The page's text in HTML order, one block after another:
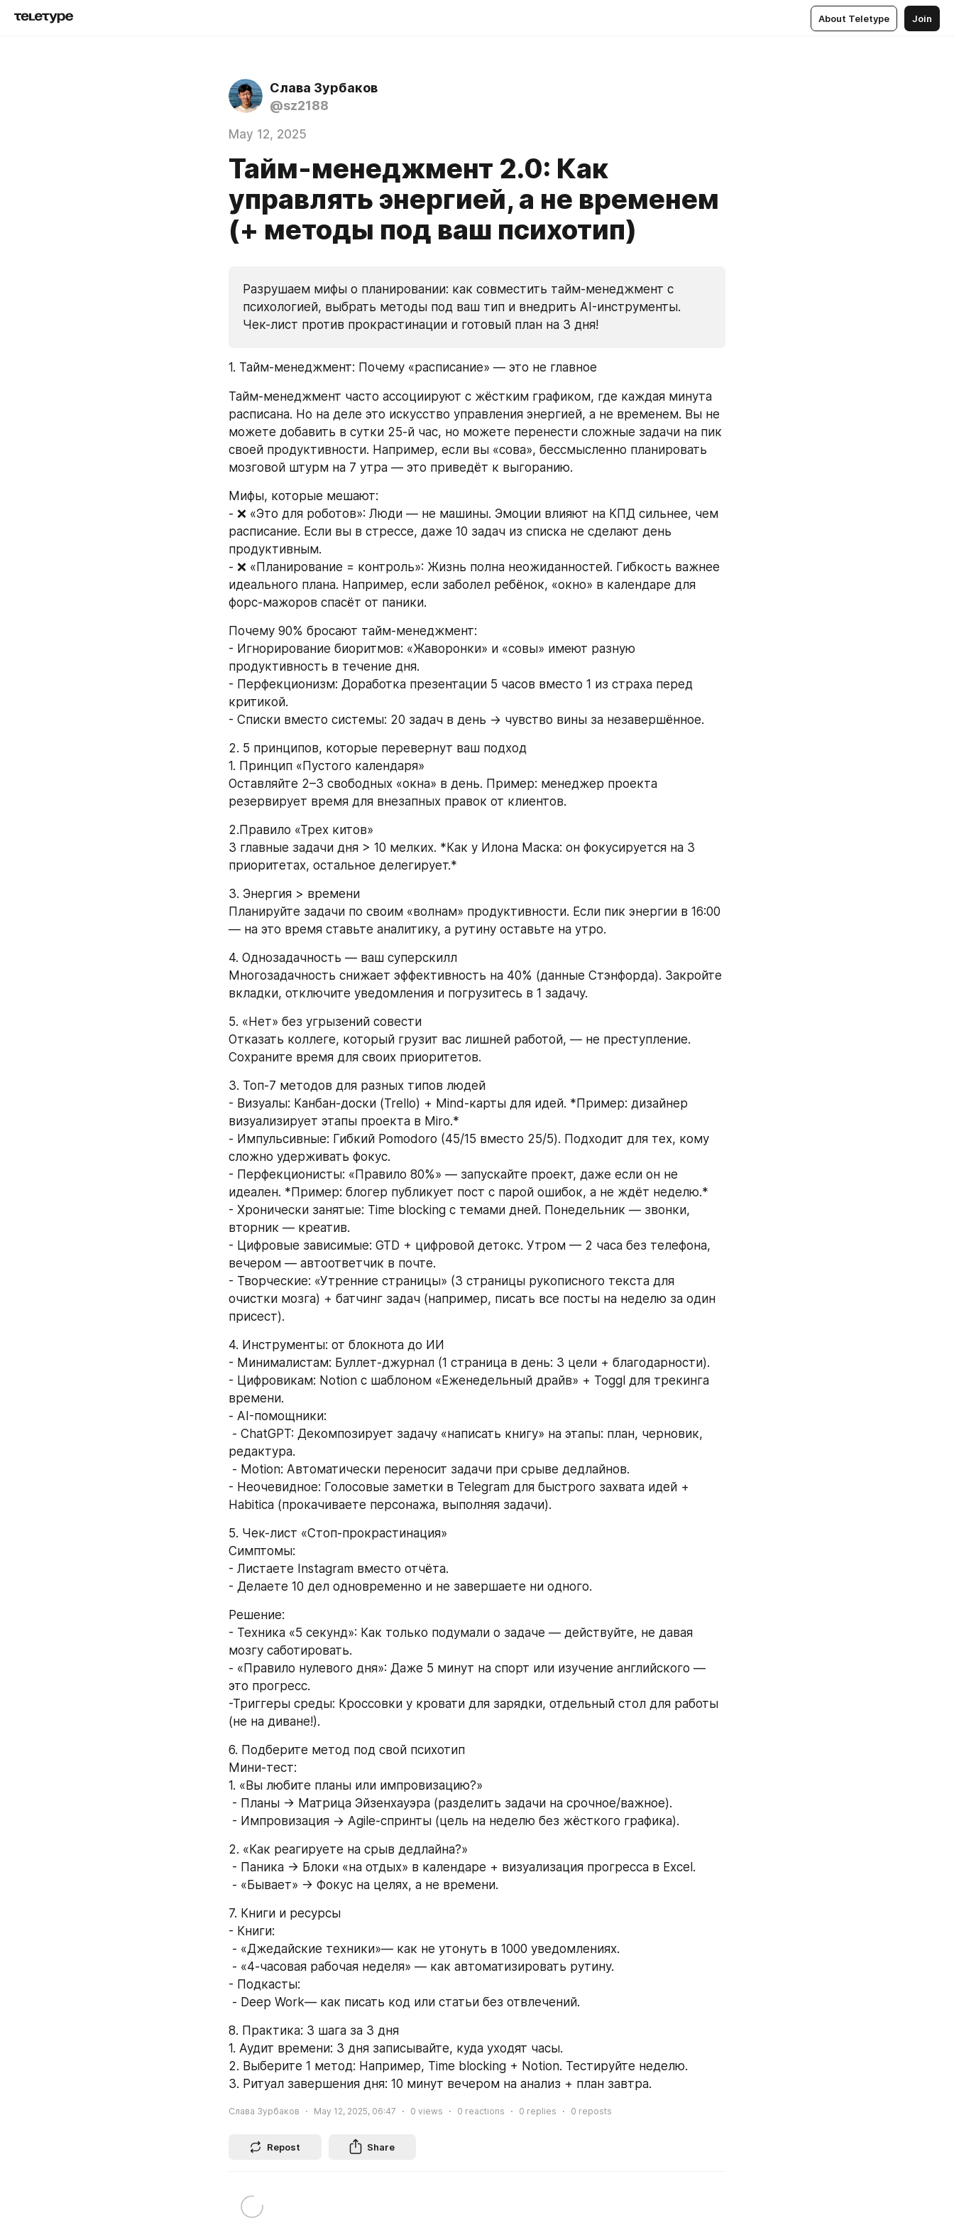
About Teletype Join
Слава Зурбаков
@sz2188
May 12, 2025
Тайм-менеджмент 2.0: Как
управлять энергией, а не временем
(+ методы под ваш психотип)
Разрушаем мифы о планировании: как совместить тайм-менеджмент с
психологией, выбрать методы под ваш тип и внедрить AI-инструменты.
Чек-лист против прокрастинации и готовый план на 3 дня!
1. Тайм-менеджмент: Почему «расписание» — это не главное
Тайм-менеджмент часто ассоциируют с жёстким графиком, где каждая минута
расписана. Но на деле это искусство управления энергией, а не временем. Вы не
можете добавить в сутки 25-й час, но можете перенести сложные задачи на пик
своей продуктивности. Например, если вы «сова», бессмысленно планировать
мозговой штурм на 7 утра — это приведёт к выгоранию.
Мифы, которые мешают:
- ❌ «Это для роботов»: Люди — не машины. Эмоции влияют на КПД сильнее, чем
расписание. Если вы в стрессе, даже 10 задач из списка не сделают день
продуктивным.
- ❌ «Планирование = контроль»: Жизнь полна неожиданностей. Гибкость важнее
идеального плана. Например, если заболел ребёнок, «окно» в календаре для
форс-мажоров спасёт от паники.
Почему 90% бросают тайм-менеджмент:
- Игнорирование биоритмов: «Жаворонки» и «совы» имеют разную
продуктивность в течение дня.
- Перфекционизм: Доработка презентации 5 часов вместо 1 из страха перед
критикой.
- Списки вместо системы: 20 задач в день → чувство вины за незавершённое.
2. 5 принципов, которые перевернут ваш подход
1. Принцип «Пустого календаря»
Оставляйте 2–3 свободных «окна» в день. Пример: менеджер проекта
резервирует время для внезапных правок от клиентов.
2.Правило «Трех китов»
3 главные задачи дня > 10 мелких. *Как у Илона Маска: он фокусируется на 3
приоритетах, остальное делегирует.*
3. Энергия > времени
Планируйте задачи по своим «волнам» продуктивности. Если пик энергии в 16:00
— на это время ставьте аналитику, а рутину оставьте на утро.
4. Однозадачность — ваш суперскилл
Многозадачность снижает эффективность на 40% (данные Стэнфорда). Закройте
вкладки, отключите уведомления и погрузитесь в 1 задачу.
5. «Нет» без угрызений совести
Отказать коллеге, который грузит вас лишней работой, — не преступление.
Сохраните время для своих приоритетов.
3. Топ-7 методов для разных типов людей
- Визуалы: Канбан-доски (Trello) + Mind-карты для идей. *Пример: дизайнер
визуализирует этапы проекта в Miro.*
- Импульсивные: Гибкий Pomodoro (45/15 вместо 25/5). Подходит для тех, кому
сложно удерживать фокус.
- Перфекционисты: «Правило 80%» — запускайте проект, даже если он не
идеален. *Пример: блогер публикует пост с парой ошибок, а не ждёт неделю.*
- Хронически занятые: Time blocking с темами дней. Понедельник — звонки,
вторник — креатив.
- Цифровые зависимые: GTD + цифровой детокс. Утром — 2 часа без телефона,
вечером — автоответчик в почте.
- Творческие: «Утренние страницы» (3 страницы рукописного текста для
очистки мозга) + батчинг задач (например, писать все посты на неделю за один
присест).
4. Инструменты: от блокнота до ИИ
- Минималистам: Буллет-джурнал (1 страница в день: 3 цели + благодарности).
- Цифровикам: Notion с шаблоном «Еженедельный драйв» + Toggl для трекинга
времени.
- AI-помощники:
редактура.
- Motion: Автоматически переносит задачи при срыве дедлайнов.
- Неочевидное: Голосовые заметки в Telegram для быстрого захвата идей +
Habitica (прокачиваете персонажа, выполняя задачи).
5. Чек-лист «Стоп-прокрастинация»
Симптомы:
- Листаете Instagram вместо отчёта.
- Делаете 10 дел одновременно и не завершаете ни одного.
Решение:
- Техника «5 секунд»: Как только подумали о задаче — действуйте, не давая
мозгу саботировать.
- «Правило нулевого дня»: Даже 5 минут на спорт или изучение английского —
это прогресс.
-Триггеры среды: Кроссовки у кровати для зарядки, отдельный стол для работы
(не на диване!).
6. Подберите метод под свой психотип
Мини-тест:
1. «Вы любите планы или импровизацию?»
- Планы → Матрица Эйзенхауэра (разделить задачи на срочное/важное).
- Импровизация → Agile-спринты (цель на неделю без жёсткого графика).
2. «Как реагируете на срыв дедлайна?»
- Паника → Блоки «на отдых» в календаре + визуализация прогресса в Excel.
- «Бывает» → Фокус на целях, а не времени.
7. Книги и ресурсы
- Книги:
- «Джедайские техники»— как не утонуть в 1000 уведомлениях.
- «4-часовая рабочая неделя» — как автоматизировать рутину.
- Подкасты:
- Deep Work— как писать код или статьи без отвлечений.
8. Практика: 3 шага за 3 дня
1. Аудит времени: 3 дня записывайте, куда уходят часы.
2. Выберите 1 метод: Например, Time blocking + Notion. Тестируйте неделю.
3. Ритуал завершения дня: 10 минут вечером на анализ + план завтра.
Слава Зурбаков May 12, 2025, 06:47 0 views 0 reactions 0 replies 0 reposts
Repost Share